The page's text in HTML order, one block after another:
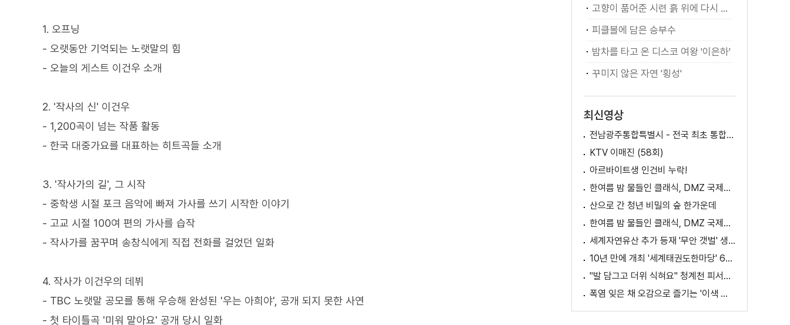
1. 오프닝
- 오랫동안 기억되는 노랫말의 힘
- 오늘의 게스트 이건우 소개
2. '작사의 신' 이건우
- 1,200곡이 넘는 작품 활동
- 한국 대중가요를 대표하는 히트곡들 소개
3. '작사가의 길', 그 시작
- 중학생 시절 포크 음악에 빠져 가사를 쓰기 시작한 이야기
- 고교 시절 100여 편의 가사를 습작
- 작사가를 꿈꾸며 송창식에게 직접 전화를 걸었던 일화
4. 작사가 이건우의 데뷔
- TBC 노랫말 공모를 통해 우승해 완성된 '우는 아희야', 공개 되지 못한 사연
- 첫 타이틀곡 '미워 말아요' 공개 당시 일화
고향이 품어준 시련 흙 위에 다시 서다
피클볼에 담은 승부수
밤차를 타고 온 디스코 여왕 '이은하'
꾸미지 않은 자연 '횡성'
최신영상
전남광주통합특별시 - 전국 최초 통합돌봄 모델
KTV 이매진 (58회)
아르바이트생 인건비 누락!
한여름 밤 물들인 클래식, DMZ 국제음악제 성황
산으로 간 청년 비밀의 숲 한가운데
한여름 밤 물들인 클래식, DMZ 국제음악제 성황
세계자연유산 추가 등재 '무안 갯벌' 생태 체험
10년 만에 개최 '세계태권도한마당' 61개국 참가
"발 담그고 더위 식혀요" 청계천 피서지로 인기
폭염 잊은 채 오감으로 즐기는 '이색 독서' 인기